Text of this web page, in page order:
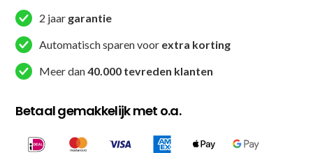
X
BOOSTER
7)
aantal
2 jaar garantie
Automatisch sparen voor extra korting
Meer dan40.000 tevreden klanten
Betaal gemakkelijk met o.a.